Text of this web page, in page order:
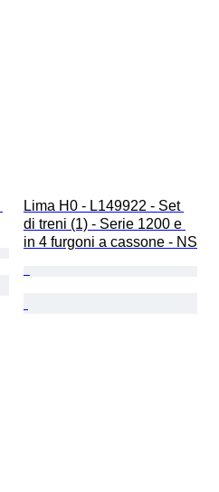
Lima H0 - L149922 - Set
di treni (1) - Serie 1200 e
in 4 furgoni a cassone - NS